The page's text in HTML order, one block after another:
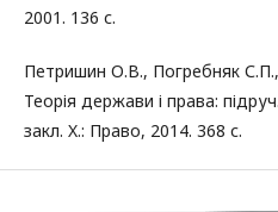
2001. 136 с.
Петришин О.В., Погребняк
Теорія держави і права:
закл. X.: Право, 2014. 368 с.